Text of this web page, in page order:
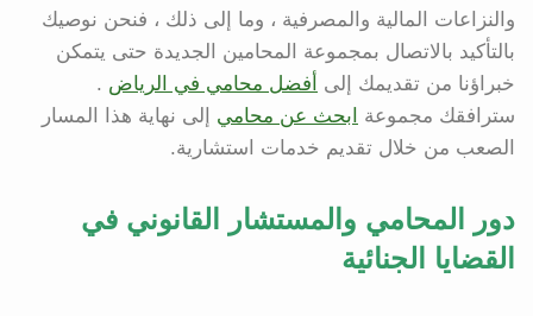
والنزاعات المالية والمصرفية ، وما إلى ذلك ، فنحن نوصيك
بالتأكيد بالاتصال بمجموعة المحامين الجديدة حتى يتمكن
خبراؤنا من تقديمك إلى
أفضل محامي في الرياض .
سترافقك مجموعة
ابحث عن محامي إلى نهاية هذا المسار
الصعب من خلال تقديم خدمات استشارية.
دور المحامي والمستشار القانوني في
القضايا الجنائية